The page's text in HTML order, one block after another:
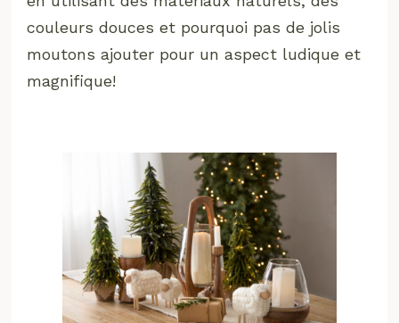
couleurs douces et pourquoi pas de jolis
moutons ajouter pour un aspect ludique et
magnifique!